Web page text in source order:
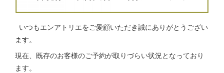
いつもエンアトリエをご愛顧いただき誠にありがとうござい
ます。
現在、既存のお客様のご予約が取りづらい状況となっており
ます。